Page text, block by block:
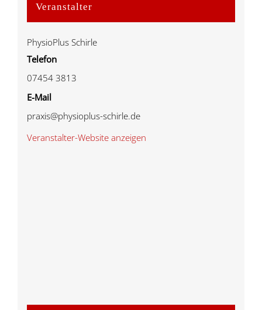
Veranstalter
PhysioPlus Schirle
Telefon
07454 3813
E-Mail
praxis@physioplus-schirle.de
Veranstalter-Website anzeigen